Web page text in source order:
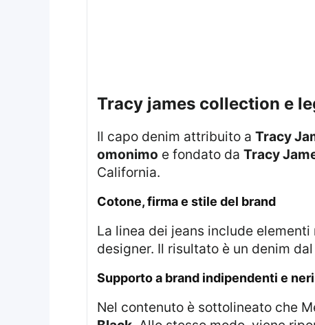
tracy james collection e
Il capo denim attribuito a Tracy
omonimo e fondato da Tracy
California.
cotone, firma e stile del brand
La linea dei jeans include
designer. Il risultato è un denim
supporto a brand indipendenti e neri
Nel contenuto è sottolineato che